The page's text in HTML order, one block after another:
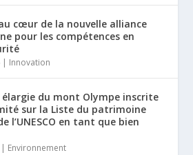
cœur de la nouvelle alliance
pour les compétences en
| Innovation
élargie du mont Olympe inscrite
sur la Liste du patrimoine
l’UNESCO en tant que bien
| Environnement